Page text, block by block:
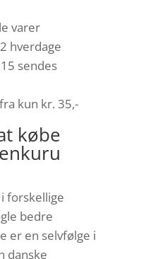
varer
hverdage
sendes
kun kr. 35,-
købe
forskellige
bedre
er en selvfølge i
danske